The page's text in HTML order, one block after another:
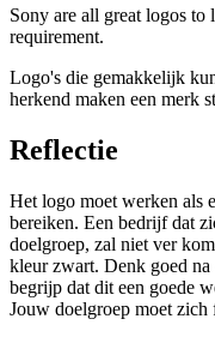
Sony are all great logos
requirement.
Logo's die gemakkelijk
herkend maken een merk
Reflectie
Het logo moet werken als
bereiken. Een bedrijf dat
doelgroep, zal niet ver
kleur zwart. Denk goed
begrijp dat dit een goede
Jouw doelgroep moet